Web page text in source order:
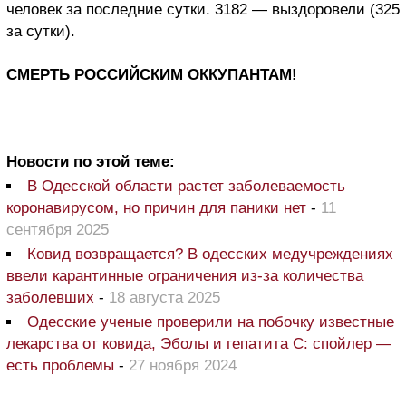
человек за последние сутки. 3182 — выздоровели (325
за сутки).
СМЕРТЬ РОССИЙСКИМ ОККУПАНТАМ!
Новости по этой теме:
В Одесской области растет заболеваемость
коронавирусом, но причин для паники нет - 11
сентября 2025
Ковид возвращается? В одесских медучреждениях
ввели карантинные ограничения из-за количества
заболевших - 18 августа 2025
Одесские ученые проверили на побочку известные
лекарства от ковида, Эболы и гепатита С: спойлер —
есть проблемы - 27 ноября 2024